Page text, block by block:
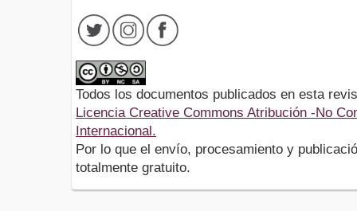
Todos los documentos publicados en esta
Licencia Creative Commons Atribución -No
Internacional.
Por lo que el envío, procesamiento y
totalmente gratuito.